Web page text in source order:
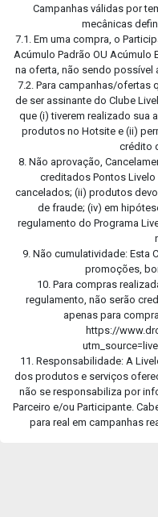
Campanhas válidas por
mecânicas
7.1. Em uma compra, o
Acúmulo Padrão OU Acúmulo
na oferta, não sendo possível
7.2. Para campanhas/ofertas
de ser assinante do Clube
que (i) tiverem realizado sua
produtos no Hotsite e (ii)
crédito
8. Não aprovação,
creditados Pontos
cancelados; (ii) produtos
de fraude; (iv) em
regulamento do Programa
9. Não cumulatividade: Esta
promoções,
10. Para compras
regulamento, não serão
apenas para
https://
11. Responsabilidade: A
dos produtos e serviços
não se responsabiliza por
Parceiro e/ou Participante.
para real em campanhas